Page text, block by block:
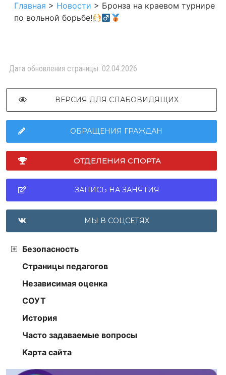
Главная > Новости > Бронза на краевом турнире
по вольной борьбе!
Дата обновления страницы: 02.04.2026
ВЕРСИЯ ДЛЯ СЛАБОВИДЯЩИХ
ОБРАЩЕНИЯ ГРАЖДАН
ОТДЕЛЕНИЯ СПОРТА
ЗАПИСЬ НА ЗАНЯТИЯ
МЫ В СОЦСЕТЯХ
Безопасность
Страницы педагогов
Независимая оценка
СОУТ
История
Часто задаваемые вопросы
Карта сайта